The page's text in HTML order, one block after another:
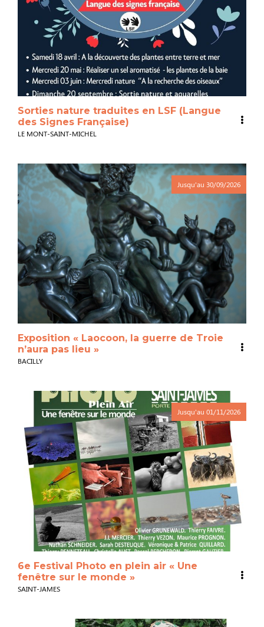
Sorties nature traduites en LSF (Langue
des Signes Française)
LE MONT-SAINT-MICHEL
Jusqu'au 30/09/2026
Exposition « Laocoon, la guerre de Troie
n’aura pas lieu »
BACILLY
Jusqu'au 01/11/2026
6e Festival Photo en plein air « Une
fenêtre sur le monde »
SAINT-JAMES